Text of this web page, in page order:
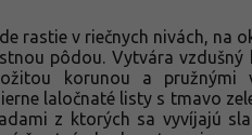
rastie v riečnych nivách, na
pôdou. Vytvára vzdušný
korunou a pružnými
laločnaté listy s tmavo
z ktorých sa vyvíjajú